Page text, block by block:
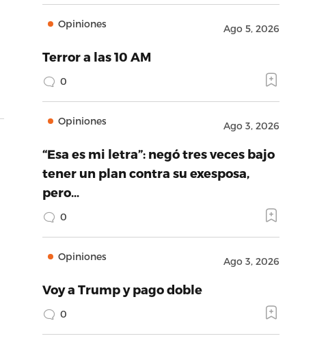
Opiniones Ago 5, 2026
Terror a las 10 AM
0
Opiniones Ago 3, 2026
“Esa es mi letra”: negó tres veces bajo
tener un plan contra su exesposa,
pero…
0
Opiniones Ago 3, 2026
Voy a Trump y pago doble
0